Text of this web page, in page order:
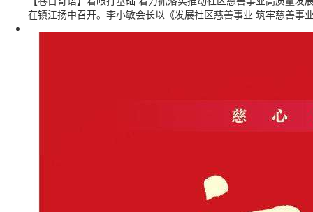
在镇江扬中召开。李小敏会长以《发展社区慈善事业 筑牢慈善事